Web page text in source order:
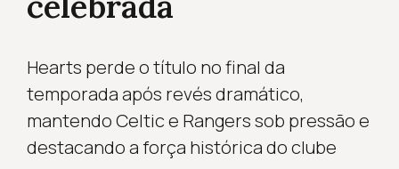
Hearts perde o título no final da
temporada após revés dramático,
mantendo Celtic e Rangers sob pressão e
destacando a força histórica do clube